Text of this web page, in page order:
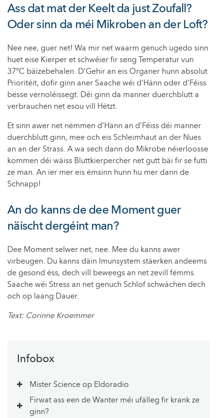
Ass dat mat der Keelt da just Zoufall?
Oder sinn da méi Mikroben an der Loft?
Nee nee, guer net! Wa mir net waarm genuch ugedo sinn
huet eise Kierper et schwéier fir seng Temperatur vun
37°C bäizebehalen. D’Gehir an eis Organer hunn absolut
Prioritéit, dofir ginn aner Saache wéi d‘Hänn oder d‘Féiss
bësse vernoléissegt. Déi ginn da manner duerchblutt a
verbrauchen net esou vill Hëtzt.
Et sinn awer net nëmmen d’Hänn an d’Féiss déi manner
duerchblutt ginn, mee och eis Schleimhaut an der Nues
an an der Strass. A wa sech dann do Mikrobe néierloosse
kommen déi wäiss Bluttkierpercher net gutt bäi fir se futti
ze man. An ier mer eis ëmsinn hunn hu mer dann de
Schnapp!
An do kanns de dee Moment guer
näischt dergéint man?
Dee Moment selwer net, nee. Mee du kanns awer
virbeugen. Du kanns däin Imunsystem stäerken andeems
de gesond ëss, dech vill beweegs an net zevill fëmms.
Saache wéi Stress an net genuch Schlof schwächen dech
och op laang Dauer.
Text: Corinne Kroemmer
Infobox
Mister Science op Eldoradio
Firwat ass een de Wanter méi ufälleg fir krank ze
ginn?